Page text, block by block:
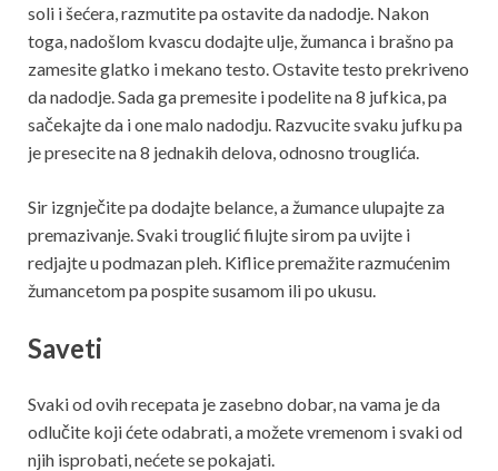
soli i šećera, razmutite pa ostavite da nadodje. Nakon
toga, nadošlom kvascu dodajte ulje, žumanca i brašno pa
zamesite glatko i mekano testo. Ostavite testo prekriveno
da nadodje. Sada ga premesite i podelite na 8 jufkica, pa
sačekajte da i one malo nadodju. Razvucite svaku jufku pa
je presecite na 8 jednakih delova, odnosno trouglića.
Sir izgnječite pa dodajte belance, a žumance ulupajte za
premazivanje. Svaki trouglić filujte sirom pa uvijte i
redjajte u podmazan pleh. Kiflice premažite razmućenim
žumancetom pa pospite susamom ili po ukusu.
Saveti
Svaki od ovih recepata je zasebno dobar, na vama je da
odlučite koji ćete odabrati, a možete vremenom i svaki od
njih isprobati, nećete se pokajati.